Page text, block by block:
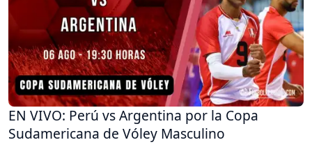
EN VIVO: Perú vs Argentina por la Copa
Sudamericana de Vóley Masculino